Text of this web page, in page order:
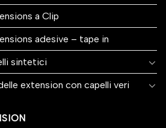
a Clip
adesive – tape in
sintetici
extension con capelli veri